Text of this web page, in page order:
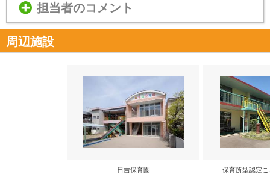
担当者のコメント
周辺施設
日吉保育園 保育所型認定